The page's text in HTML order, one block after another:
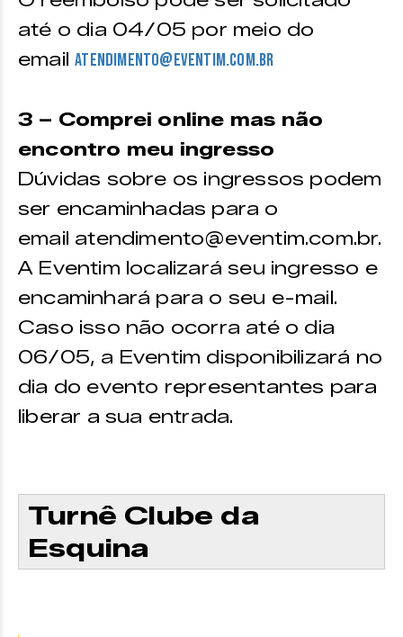
até o dia 04/05 por meio do
emailatendimento@eventim.com.br
3 – Comprei online mas não
encontro meu ingresso
Dúvidas sobre os ingressos podem
ser encaminhadas para o
email atendimento@eventim.com.br.
A Eventim localizará seu ingresso e
encaminhará para o seu e-mail.
Caso isso não ocorra até o dia
06/05, a Eventim disponibilizará no
dia do evento representantes para
liberar a sua entrada.
Turnê Clube da
Esquina